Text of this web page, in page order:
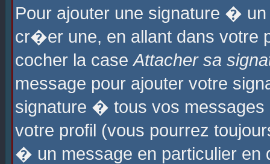
Pour ajouter une signature �
cr�er une, en allant dans
cocher la caseAttacher sa
message pour ajouter votre
signature � tous vos
votre profil (vous pourrez
� un message en particulier